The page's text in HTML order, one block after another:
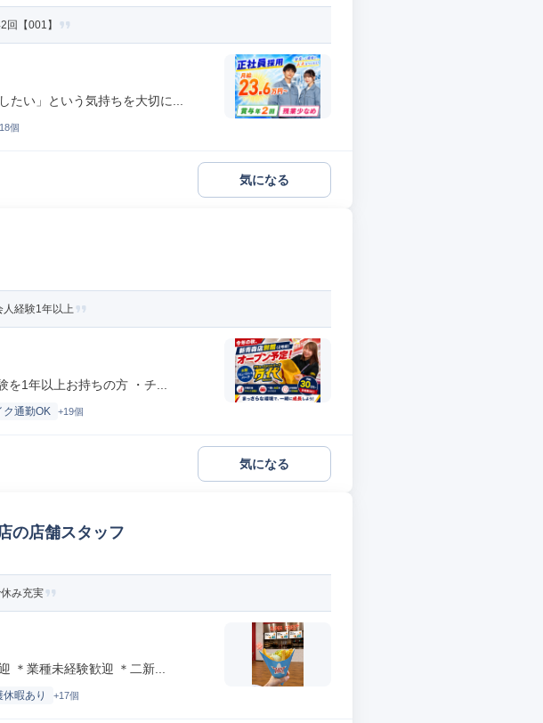
回【001】
たい」という気持ちを大切に...
個
気になる
経験1年以上
1年以上お持ちの方 ・チ...
ク通勤OK +19個
気になる
の店舗スタッフ
み充実
＊業種未経験歓迎 ＊二新...
休暇あり +17個